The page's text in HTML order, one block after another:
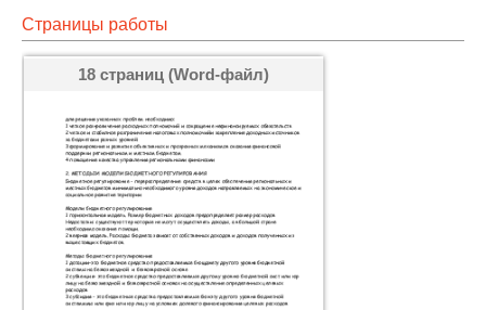
Страницы работы
18 страниц (Word-файл)